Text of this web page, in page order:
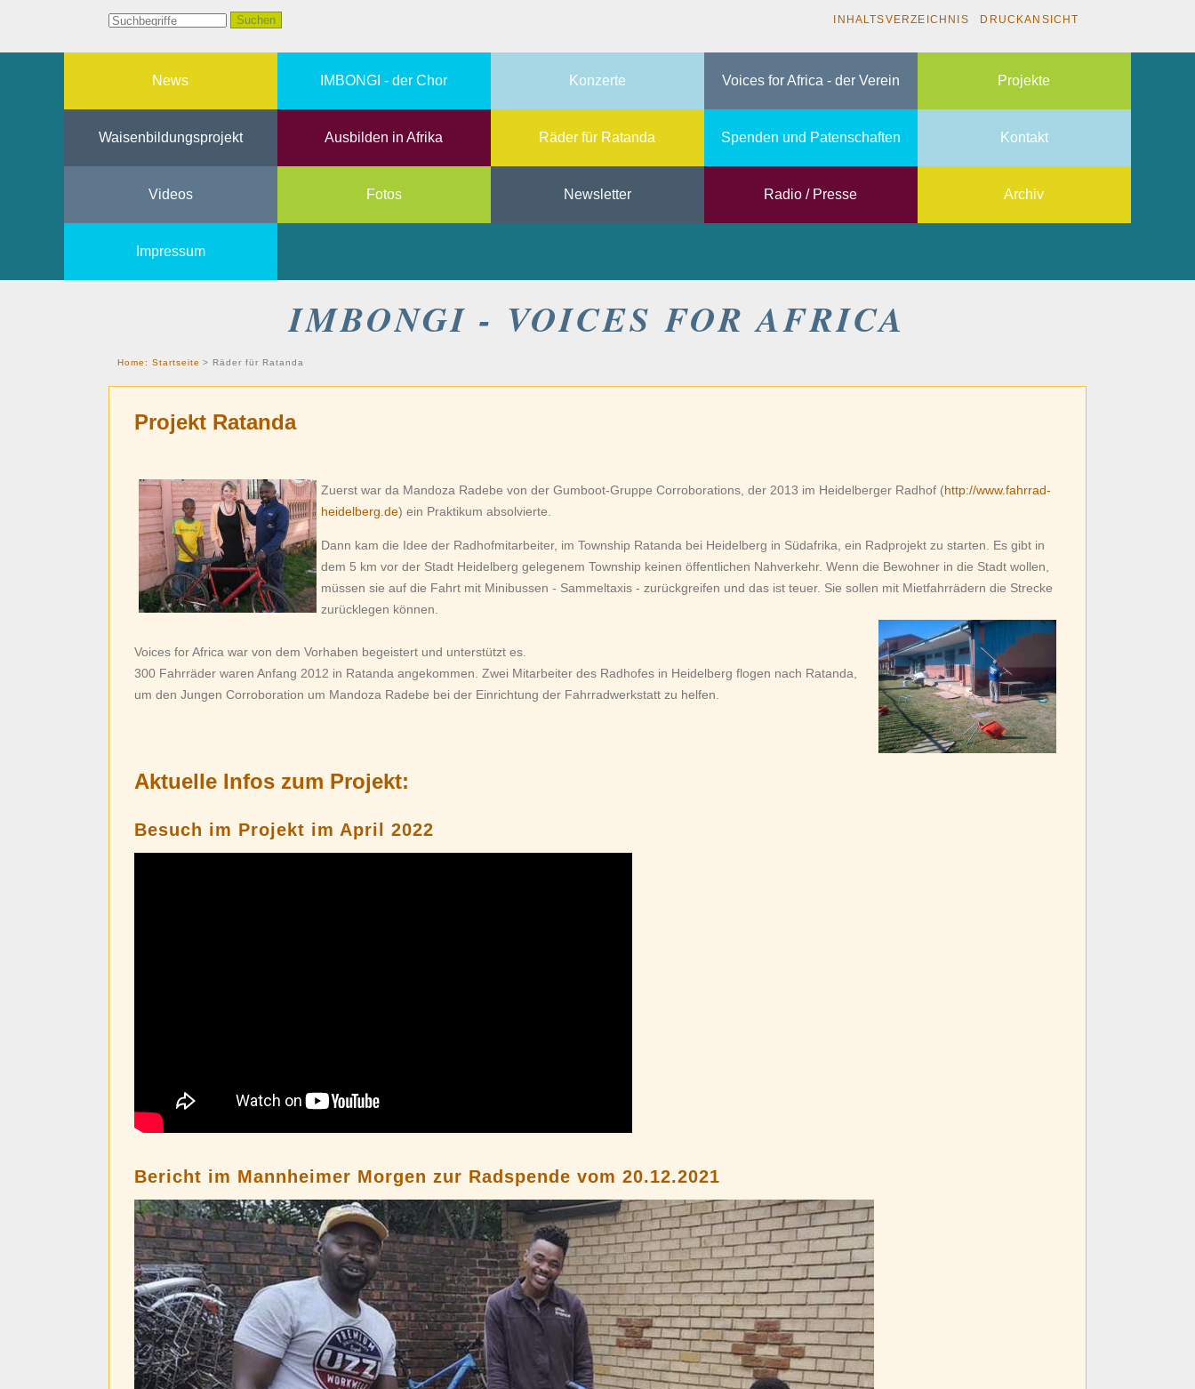
INHALTSVERZEICHNIS DRUCKANSICHT
News IMBONGI - der Chor Konzerte Voices for Africa - der Verein Projekte
Waisenbildungsprojekt Ausbilden in Afrika Räder für Ratanda Spenden und Patenschaften Kontakt
Videos Fotos Newsletter Radio / Presse Archiv
Impressum
IMBONGI - VOICES FOR AFRICA
Home: Startseite > Räder für Ratanda
Projekt Ratanda
Zuerst war da Mandoza Radebe von der Gumboot-Gruppe Corroborations, der 2013 im Heidelberger Radhof (http://www.fahrrad-
heidelberg.de) ein Praktikum absolvierte.
Dann kam die Idee der Radhofmitarbeiter, im Township Ratanda bei Heidelberg in Südafrika, ein Radprojekt zu starten. Es gibt in
dem 5 km vor der Stadt Heidelberg gelegenem Township keinen öffentlichen Nahverkehr. Wenn die Bewohner in die Stadt wollen,
müssen sie auf die Fahrt mit Minibussen - Sammeltaxis - zurückgreifen und das ist teuer. Sie sollen mit Mietfahrrädern die Strecke
zurücklegen können.
Voices for Africa war von dem Vorhaben begeistert und unterstützt es.
300 Fahrräder waren Anfang 2012 in Ratanda angekommen. Zwei Mitarbeiter des Radhofes in Heidelberg flogen nach Ratanda,
um den Jungen Corroboration um Mandoza Radebe bei der Einrichtung der Fahrradwerkstatt zu helfen.
Aktuelle Infos zum Projekt:
Besuch im Projekt im April 2022
Bericht im Mannheimer Morgen zur Radspende vom 20.12.2021